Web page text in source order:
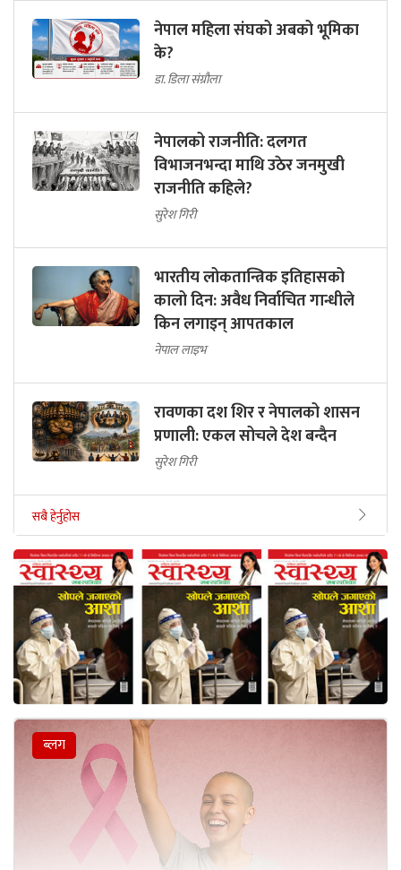
नेपाल महिला संघको अबको भूमिका
के?
डा. डिला संग्रौला
नेपालको राजनीति: दलगत
विभाजनभन्दा माथि उठेर जनमुखी
राजनीति कहिले?
सुरेश गिरी
भारतीय लोकतान्त्रिक इतिहासको
कालो दिन: अवैध निर्वाचित गान्धीले
किन लगाइन् आपतकाल
नेपाल लाइभ
रावणका दश शिर र नेपालको शासन
प्रणाली: एकल सोचले देश बन्दैन
सुरेश गिरी
सबै हेर्नुहोस
ब्लग